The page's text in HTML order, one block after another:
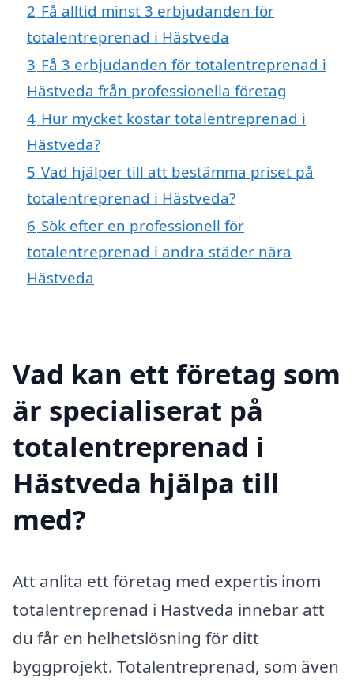
2 Få alltid minst 3 erbjudanden för
totalentreprenad i Hästveda
3 Få 3 erbjudanden för totalentreprenad i
Hästveda från professionella företag
4 Hur mycket kostar totalentreprenad i
Hästveda?
5 Vad hjälper till att bestämma priset på
totalentreprenad i Hästveda?
6 Sök efter en professionell för
totalentreprenad i andra städer nära
Hästveda
Vad kan ett företag som
är specialiserat på
totalentreprenad i
Hästveda hjälpa till
med?
Att anlita ett företag med expertis inom
totalentreprenad i Hästveda innebär att
du får en helhetslösning för ditt
byggprojekt. Totalentreprenad, som även